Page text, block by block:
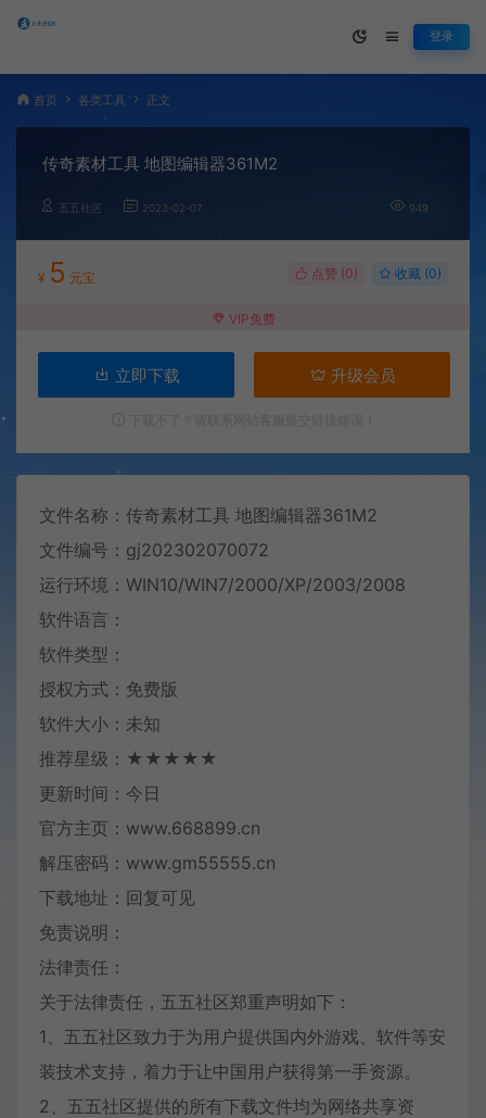
登录
首页 各类工具 正文
传奇素材工具 地图编辑器361M2
五五社区 2023-02-07 949
¥ 5 元宝 点赞 (0) 收藏 (0)
VIP免费
立即下载 升级会员
文件名称：传奇素材工具 地图编辑器361M2
文件编号：gj202302070072
运行环境：WIN10/WIN7/2000/XP/2003/2008
软件语言：
软件类型：
授权方式：免费版
软件大小：未知
推荐星级：★★★★★
更新时间：今日
官方主页：www.668899.cn
解压密码：www.gm55555.cn
下载地址：回复可见
免责说明：
法律责任：
关于法律责任，五五社区郑重声明如下：
1、五五社区致力于为用户提供国内外游戏、软件等安
装技术支持，着力于让中国用户获得第一手资源。
2、五五社区提供的所有下载文件均为网络共享资